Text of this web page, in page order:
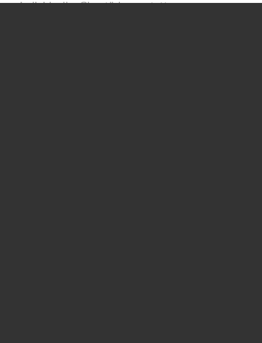
individueller Glasstärke ausstatten.